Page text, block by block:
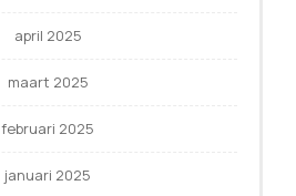
april 2025
maart 2025
februari 2025
januari 2025